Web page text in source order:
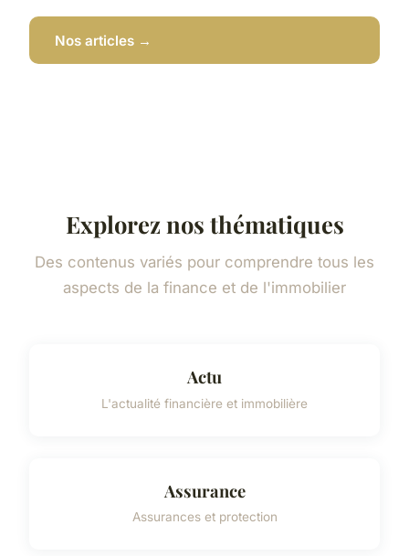
Nos articles →
Explorez nos thématiques
Des contenus variés pour comprendre tous les
aspects de la finance et de l'immobilier
Actu
L'actualité financière et immobilière
Assurance
Assurances et protection